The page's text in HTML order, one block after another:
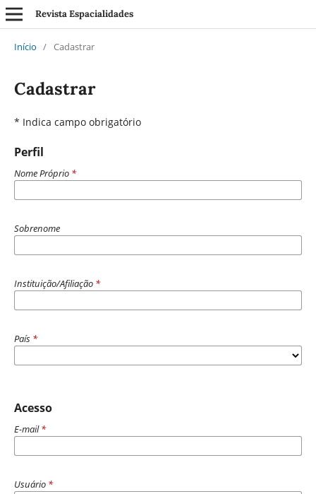
Revista Espacialidades
Início / Cadastrar
Cadastrar
* Indica campo obrigatório
Perfil
Nome Próprio *
Sobrenome
Instituição/Afiliação *
País *
Acesso
E-mail*
Usuário *